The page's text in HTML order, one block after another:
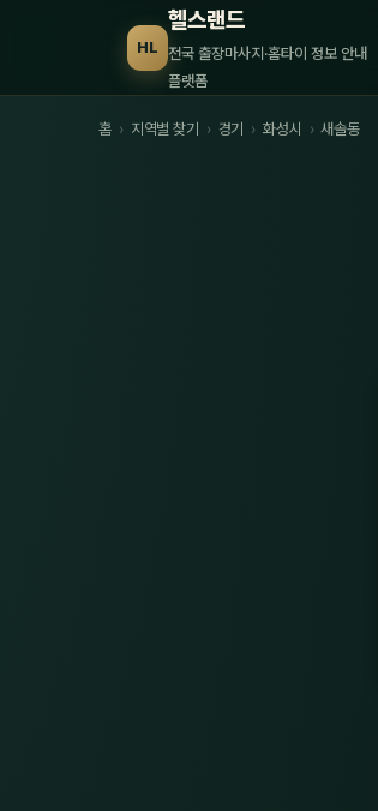
HL
헬스랜드
전국 출장마사지·홈타이 정보 안내
플랫폼
홈 › 지역별 찾기 › 경기 › 화성시 › 새솔동